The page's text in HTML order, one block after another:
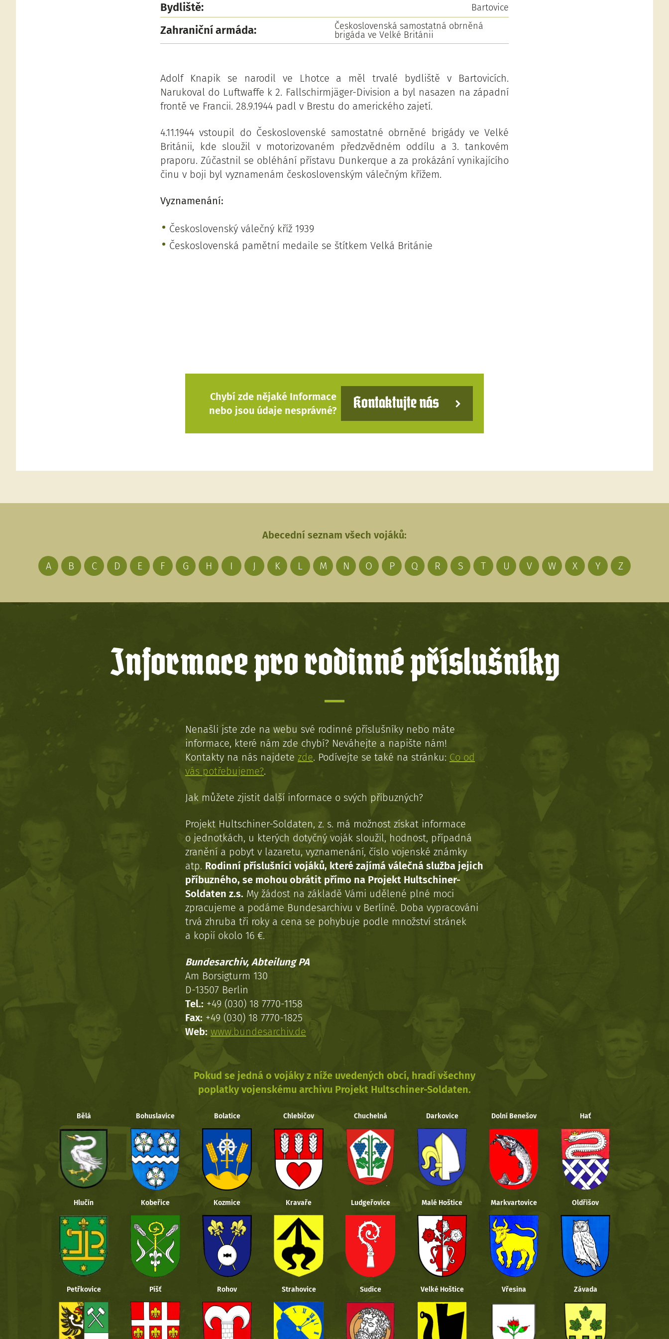
Bydliště: Bartovice
Zahraniční armáda:
Československá samostatná obrněná
brigáda ve Velké Británii
Adolf Knapik se narodil ve Lhotce a měl trvalé bydliště v Bartovicích.
Narukoval do Luftwaffe k 2. Fallschirmjäger-Division a byl nasazen na západní
frontě ve Francii. 28.9.1944 padl v Brestu do amerického zajetí.
4.11.1944 vstoupil do Československé samostatné obrněné brigády ve Velké
Británii, kde sloužil v motorizovaném předzvědném oddílu a 3. tankovém
praporu. Zúčastnil se obléhání přístavu Dunkerque a za prokázání vynikajícího
činu v boji byl vyznamenám československým válečným křížem.
Vyznamenání:
Československý válečný kříž 1939
Československá pamětní medaile se štítkem Velká Británie
Chybí zde nějaké Informace
nebo jsou údaje nesprávné?
Kontaktujte nás
Abecední seznam všech vojáků:
A B C D E F G H I J K L M N O P Q R S T U V W X Y Z
Informace pro rodinné příslušníky
Nenašli jste zde na webu své rodinné příslušníky nebo máte
informace, které nám zde chybí? Neváhejte a napište nám!
Kontakty na nás najdete zde. Podívejte se také na stránku: Co od
vás potřebujeme?.
Jak můžete zjistit další informace o svých příbuzných?
Projekt Hultschiner-Soldaten, z. s. má možnost získat informace
o jednotkách, u kterých dotyčný voják sloužil, hodnost, případná
zranění a pobyt v lazaretu, vyznamenání, číslo vojenské známky
atp. Rodinní příslušníci vojáků, které zajímá válečná služba jejich
příbuzného, se mohou obrátit přímo na Projekt Hultschiner-
Soldaten z.s. My žádost na základě Vámi udělené plné moci
zpracujeme a podáme Bundesarchivu v Berlíně. Doba vypracováni
trvá zhruba tři roky a cena se pohybuje podle množství stránek
a kopií okolo 16 €.
Bundesarchiv, Abteilung PA
Am Borsigturm 130
D-13507 Berlin
Tel.: +49 (030) 18 7770-1158
Fax: +49 (030) 18 7770-1825
Web: www.bundesarchiv.de
Pokud se jedná o vojáky z níže uvedených obcí, hradí všechny
poplatky vojenskému archivu Projekt Hultschiner-Soldaten.
Bělá Bohuslavice Bolatice Chlebičov Chuchelná Darkovice Dolní Benešov Hať
Hlučín Kobeřice Kozmice Kravaře Ludgeřovice Malé Hoštice Markvartovice Oldřišov
Petřkovice Píšť Rohov Strahovice Sudice Velké Hoštice Vřesina Závada